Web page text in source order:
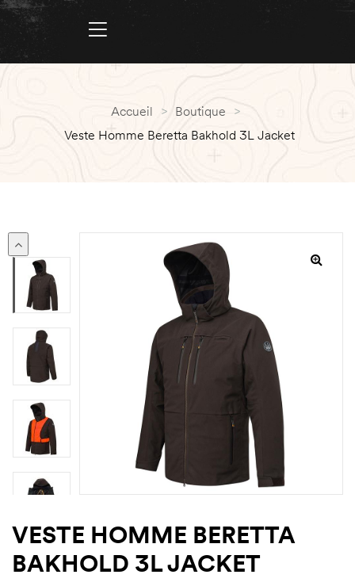
Accueil > Boutique >
Veste Homme Beretta Bakhold 3L Jacket
VESTE HOMME BERETTA
BAKHOLD 3L JACKET